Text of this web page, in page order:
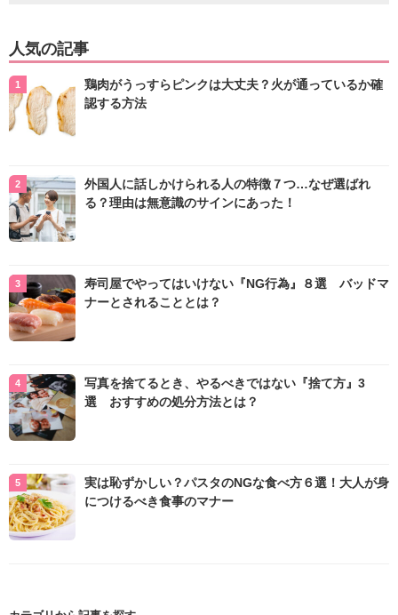
人気の記事
鶏肉がうっすらピンクは大丈夫？火が通っているか確
認する方法
外国人に話しかけられる人の特徴７つ…なぜ選ばれ
る？理由は無意識のサインにあった！
寿司屋でやってはいけない『NG行為』８選 バッドマ
ナーとされることとは？
写真を捨てるとき、やるべきではない『捨て方』3
選 おすすめの処分方法とは？
実は恥ずかしい？パスタのNGな食べ方６選！大人が身
につけるべき食事のマナー